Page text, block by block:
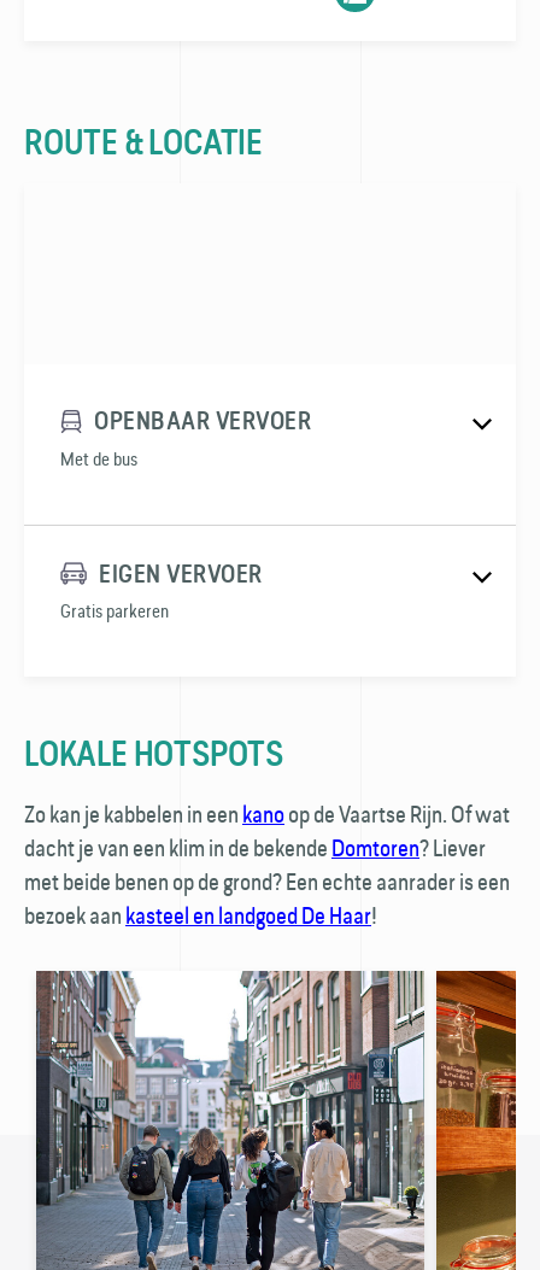
ROUTE & LOCATIE
OPENBAAR VERVOER
Met de bus
EIGEN VERVOER
Gratis parkeren
LOKALE HOTSPOTS
Zo kan je kabbelen in eenkanoop de Vaartse Rijn. Of wat
dacht je van een klim in de bekendeDomtoren? Liever
met beide benen op de grond? Een echte aanrader is een
bezoek aankasteel en landgoed De Haar!